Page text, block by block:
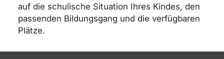
auf die schulische Situation Ihres Kindes, den
passenden Bildungsgang und die verfügbaren
Plätze.